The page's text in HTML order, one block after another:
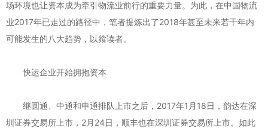
场环境也让资本成为牵引物流业前行的重要力量。为此，在中国物流
业2017年已走过的路径中，笔者提炼出了2018年甚至未来若干年内
可能发生的八大趋势，以飨读者。
快运企业开始拥抱资本
继圆通、中通和申通排队上市之后，2017年1月18日，韵达在深
圳证券交易所上市，2月24日，顺丰也在深圳证券交易所上市。如此